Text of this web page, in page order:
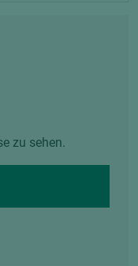
zu sehen.